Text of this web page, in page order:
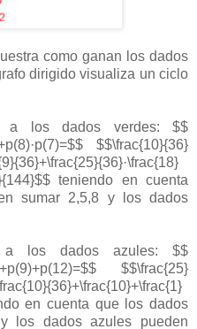
como ganan los dados
dirigido visualiza un ciclo
a los dados verdes: $$
$$\frac{10}{36}
teniendo en cuenta
sumar 2,5,8 y los dados
a los dados azules: $$
$$\frac{25}
en cuenta que los dados
los dados azules pueden